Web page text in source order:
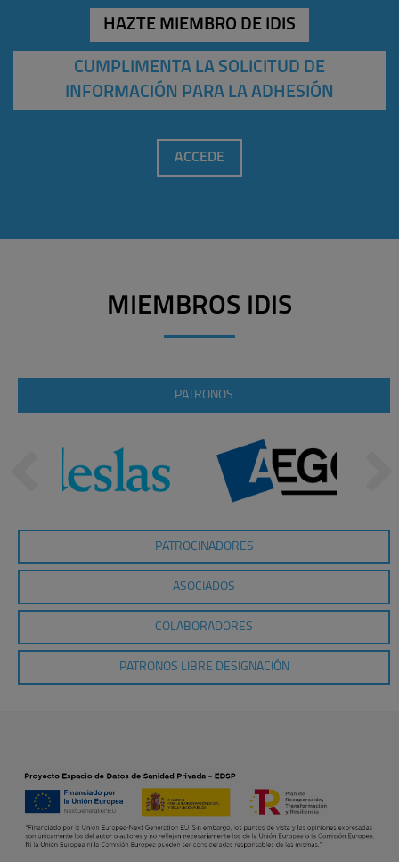
HAZTE MIEMBRO DE IDIS
CUMPLIMENTA LA SOLICITUD DE
INFORMACIÓN PARA LA ADHESIÓN
ACCEDE
MIEMBROS IDIS
PATRONOS
PATROCINADORES
ASOCIADOS
COLABORADORES
PATRONOS LIBRE DESIGNACIÓN